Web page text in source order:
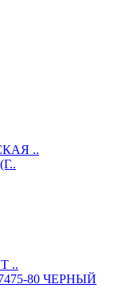
..
..
80 ЧЕРНЫЙ